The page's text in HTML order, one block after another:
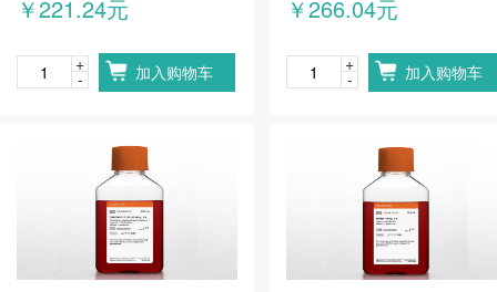
￥221.24元
-
+ 加入购物车
￥266.04元
-
+ 加入购物车